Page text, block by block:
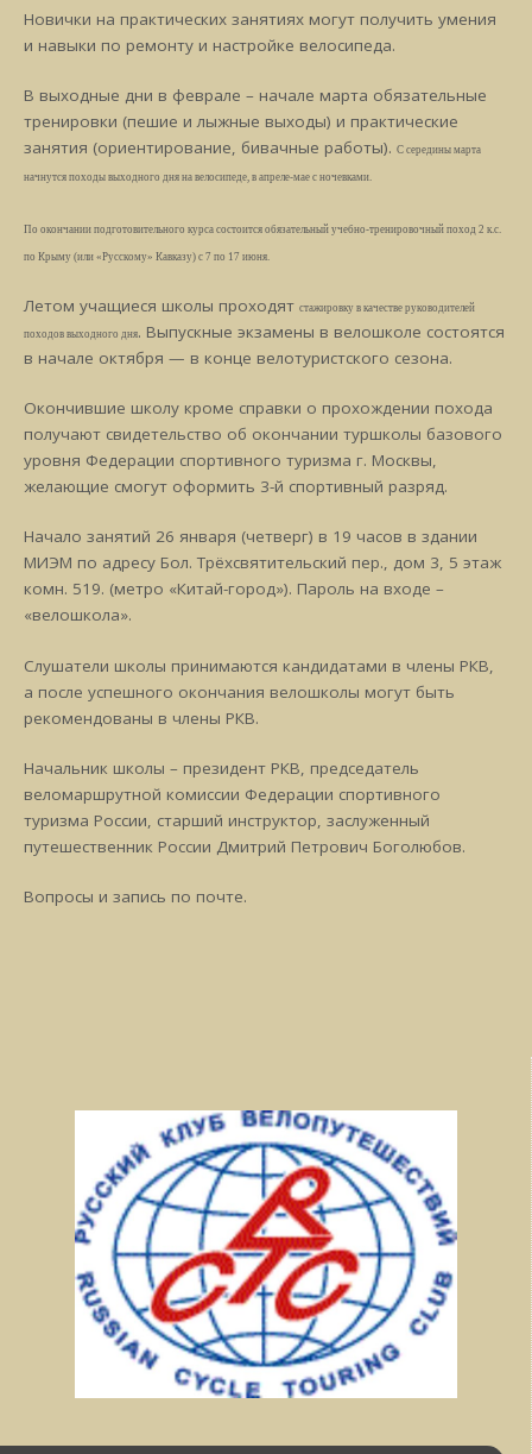
Новички на практических занятиях могут получить умения
и навыки по ремонту и настройке велосипеда.
В выходные дни в феврале – начале марта обязательные
тренировки (пешие и лыжные выходы) и практические
занятия (ориентирование, бивачные работы).С середины марта
начнутся походы выходного дня на велосипеде, в апреле-мае с ночевками.
По окончании подготовительного курса состоится обязательный учебно-тренировочный поход 2 к.с.
по Крыму (или «Русскому» Кавказу) с 7 по 17 июня.
Летом учащиеся школы проходятстажировку в качестве руководителей
походов выходного дня. Выпускные экзамены в велошколе состоятся
в начале октября — в конце велотуристского сезона.
Окончившие школу кроме справки о прохождении похода
получают свидетельство об окончании туршколы базового
уровня Федерации спортивного туризма г. Москвы,
желающие смогут оформить 3-й спортивный разряд.
Начало занятий 26 января (четверг) в 19 часов в здании
МИЭМ по адресу Бол. Трёхсвятительский пер., дом 3, 5 этаж
комн. 519. (метро «Китай-город»). Пароль на входе –
«велошкола».
Слушатели школы принимаются кандидатами в члены РКВ,
а после успешного окончания велошколы могут быть
рекомендованы в члены РКВ.
Начальник школы – президент РКВ, председатель
веломаршрутной комиссии Федерации спортивного
туризма России, старший инструктор, заслуженный
путешественник России Дмитрий Петрович Боголюбов.
Вопросы и запись по почте.